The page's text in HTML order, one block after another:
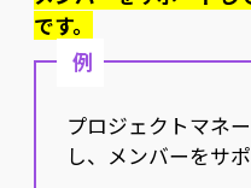
です。
例
プロジェクトマネ
し、メンバーをサ